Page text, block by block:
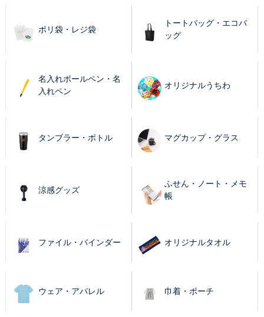
ポリ袋・レジ袋
トートバッグ・エコバ
ッグ
名入れボールペン・名
入れペン
オリジナルうちわ
タンブラー・ボトル マグカップ・グラス
涼感グッズ
ふせん・ノート・メモ
帳
ファイル・バインダー オリジナルタオル
ウェア・アパレル 巾着・ポーチ